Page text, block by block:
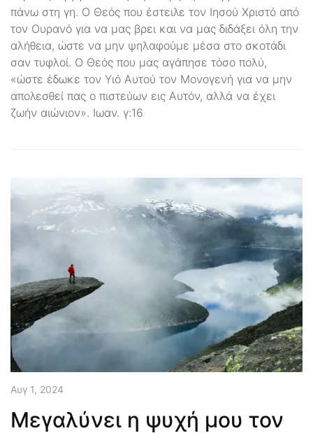
πάνω στη γη. Ο Θεός που έστειλε τον Ιησού Χριστό από
τον Ουρανό για να μας βρει και να μας διδάξει όλη την
αλήθεια, ώστε να μην ψηλαφούμε μέσα στο σκοτάδι
σαν τυφλοί. Ο Θεός που μας αγάπησε τόσο πολύ,
«ώστε έδωκε τον Υιό Αυτού τον Μονογενή για να μην
απολεσθεί πας ο πιστεύων εις Αυτόν, αλλά να έχει
ζωήν αιώνιον». Ιωαν. γ:16
Αυγ 1, 2024
Μεγαλύνει η ψυχή μου τον